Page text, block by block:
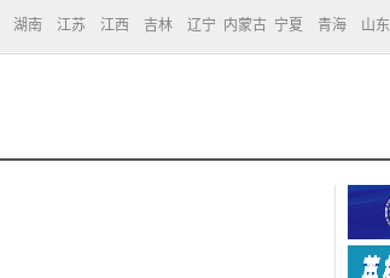
湖南 江苏 江西 吉林 辽宁 内蒙古 宁夏 青海 山东